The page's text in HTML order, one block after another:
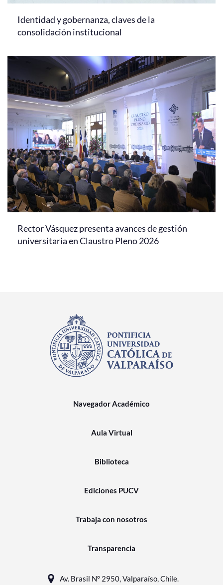
Identidad y gobernanza, claves de la
consolidación institucional
Rector Vásquez presenta avances de gestión
universitaria en Claustro Pleno 2026
Navegador Académico
Aula Virtual
Biblioteca
Ediciones PUCV
Trabaja con nosotros
Transparencia
Av. Brasil N° 2950, Valparaíso, Chile.